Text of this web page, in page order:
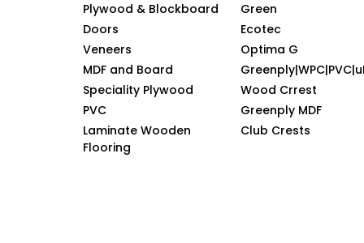
Plywood & Blockboard
Doors
Veneers
MDF and Board
Speciality Plywood
PVC
Laminate Wooden
Flooring
Green
Ecotec
Optima G
Wood Crrest
Greenply MDF
Club Crests